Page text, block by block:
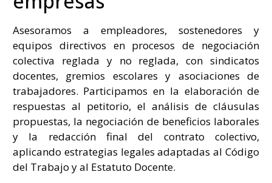
Asesoramos a empleadores, sostenedores y
equipos directivos en procesos de negociación
colectiva reglada y no reglada, con sindicatos
docentes, gremios escolares y asociaciones de
trabajadores. Participamos en la elaboración de
respuestas al petitorio, el análisis de cláusulas
propuestas, la negociación de beneficios laborales
y la redacción final del contrato colectivo,
aplicando estrategias legales adaptadas al Código
del Trabajo y al Estatuto Docente.